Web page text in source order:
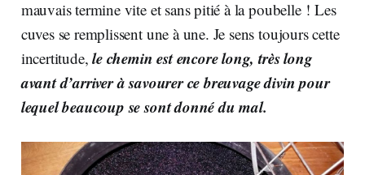
mauvais termine vite et sans pitié à la poubelle ! Les
cuves se remplissent une à une. Je sens toujours cette
incertitude,le chemin est encore long, très long
avant d’arriver à savourer ce breuvage divin pour
lequel beaucoup se sont donné du mal.